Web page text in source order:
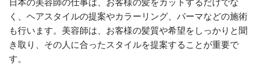
日本の美容師の仕事は、お客様の髪をカットするだけでな
く、ヘアスタイルの提案やカラーリング、パーマなどの施術
も行います。美容師は、お客様の髪質や希望をしっかりと聞
き取り、その人に合ったスタイルを提案することが重要で
す。